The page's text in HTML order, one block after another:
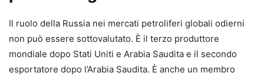
Il ruolo della Russia nei mercati petroliferi globali odierni
non può essere sottovalutato. È il terzo produttore
mondiale dopo Stati Uniti e Arabia Saudita e il secondo
esportatore dopo l’Arabia Saudita. È anche un membro